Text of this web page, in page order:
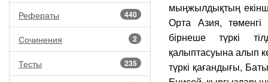
440
Рефераты
2
Сочинения
235
Тесты
мыңжылдықтың
Орта Азия, төменгі
бірнеше түркі
қалыптасуына алып
түркі қағандығы,